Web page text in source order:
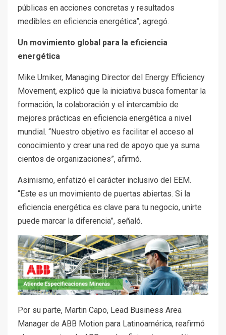
públicas en acciones concretas y resultados
medibles en eficiencia energética”, agregó.
Un movimiento global para la eficiencia
energética
Mike Umiker, Managing Director del Energy Efficiency
Movement, explicó que la iniciativa busca fomentar la
formación, la colaboración y el intercambio de
mejores prácticas en eficiencia energética a nivel
mundial. “Nuestro objetivo es facilitar el acceso al
conocimiento y crear una red de apoyo que ya suma
cientos de organizaciones”, afirmó.
Asimismo, enfatizó el carácter inclusivo del EEM.
“Este es un movimiento de puertas abiertas. Si la
eficiencia energética es clave para tu negocio, unirte
puede marcar la diferencia”, señaló.
Por su parte, Martin Capo, Lead Business Area
Manager de ABB Motion para Latinoamérica, reafirmó